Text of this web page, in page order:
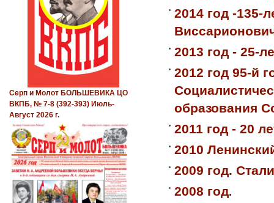
2014 год -135-
2013 год - 25-
2012 год 95-й
образования
2011 год - 20
2010
2009 год.
2008 год.
Серп и Молот БОЛЬШЕВИКА ЦО
ВКПБ, № 7-8 (392-393) Июль-
Август 2026 г.